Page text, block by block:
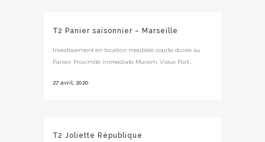
T2 Panier saisonnier – Marseille
Investissement en location meublée courte durée au
Panier. Proximité immédiate Mucem, Vieux Port....
27 avril, 2020
T2 Joliette République